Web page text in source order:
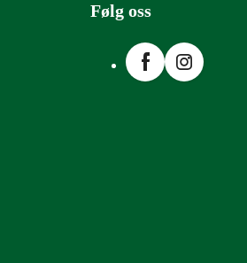
Følg oss
FacebookInstagram